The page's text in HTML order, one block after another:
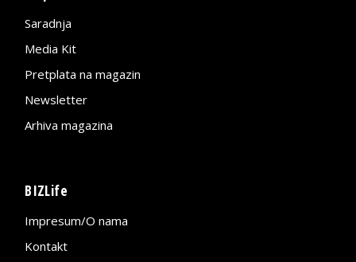
Saradnja
Media Kit
Pretplata na magazin
Newsletter
Arhiva magazina
BIZLife
Impresum/O nama
Kontakt